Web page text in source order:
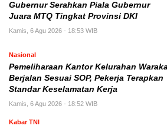
Gubernur Serahkan Piala Gubernur
Juara MTQ Tingkat Provinsi DKI
Kamis, 6 Agu 2026 - 18:53 WIB
Nasional
Pemeliharaan Kantor Kelurahan
Berjalan Sesuai SOP, Pekerja Terapkan
Standar Keselamatan Kerja
Kamis, 6 Agu 2026 - 18:52 WIB
Kabar TNI